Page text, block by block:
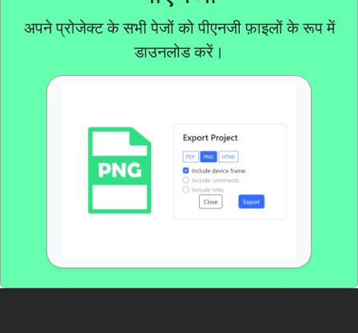
अपने प्रोजेक्ट के सभी पेजों को पीएनजी फ़ाइलों के रूप में
डाउनलोड करें।